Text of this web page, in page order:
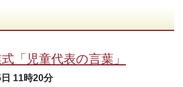
「児童代表の言葉」
11時20分